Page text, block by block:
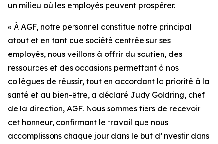
un milieu où les employés peuvent prospérer.
« À AGF, notre personnel constitue notre principal
atout et en tant que société centrée sur ses
employés, nous veillons à offrir du soutien, des
ressources et des occasions permettant à nos
collègues de réussir, tout en accordant la priorité à la
santé et au bien-être, a déclaré Judy Goldring, chef
de la direction, AGF. Nous sommes fiers de recevoir
cet honneur, confirmant le travail que nous
accomplissons chaque jour dans le but d’investir dans